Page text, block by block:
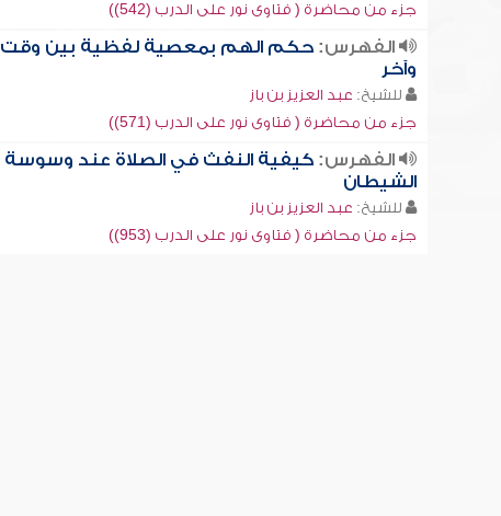
جزء من محاضرة ( فتاوى نور على الدرب (542))
الفهرس:حكم الهم بمعصية لفظية بين وقت
وآخر
للشيخ: عبد العزيز بن باز
جزء من محاضرة ( فتاوى نور على الدرب (571))
الفهرس:كيفية النفث في الصلاة عند وسوسة
الشيطان
للشيخ: عبد العزيز بن باز
جزء من محاضرة ( فتاوى نور على الدرب (953))